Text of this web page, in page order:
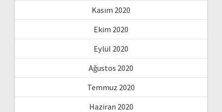
Kasım 2020
Ekim 2020
Eylül 2020
Ağustos 2020
Temmuz 2020
Haziran 2020